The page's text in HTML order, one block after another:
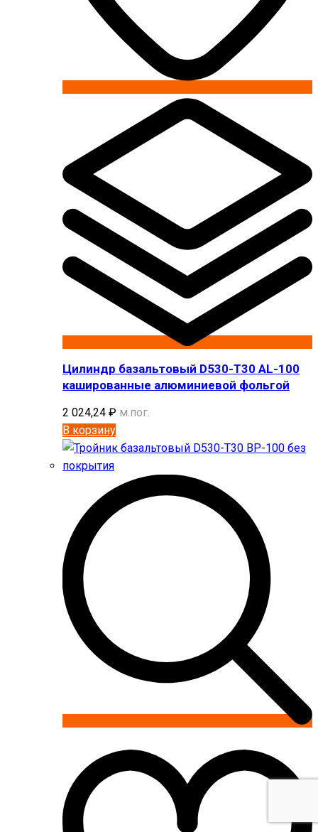
Цилиндр базальтовый D530-T30 AL-100
кашированные алюминиевой фольгой
2 024,24 ₽ м.пог.
В корзину